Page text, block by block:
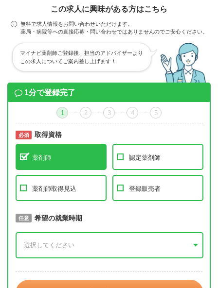
この求人に興味がある方はこちら
無料で求人情報をお問い合わせいただけます。
薬局・病院等への直接応募・問い合わせではありませんのでご安心ください。
マイナビ薬剤師ご登録後、担当のアドバイザーより
この求人についてご案内差し上げます！
1分で登録完了
1 2 3 4 5
必須 取得資格
薬剤師 認定薬剤師
薬剤師取得見込 登録販売者
必須 取得予定年
任意 希望の就業時期